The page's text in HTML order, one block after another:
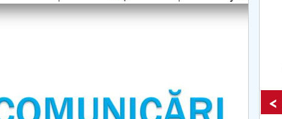
prevederile Legii
Învățământului Superior și
<